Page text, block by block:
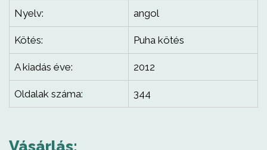
Nyelv: angol
Kötés: Puha kötés
A kiadás éve: 2012
Oldalak száma: 344
Vásárlás: